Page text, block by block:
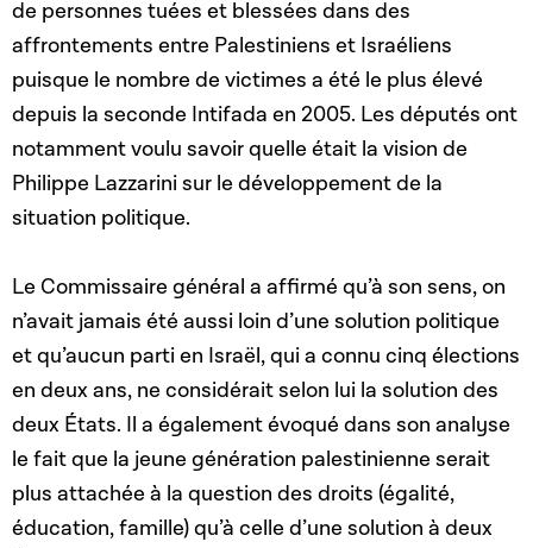
de personnes tuées et blessées dans des
affrontements entre Palestiniens et Israéliens
puisque le nombre de victimes a été le plus élevé
depuis la seconde Intifada en 2005. Les députés ont
notamment voulu savoir quelle était la vision de
Philippe Lazzarini sur le développement de la
situation politique.
Le Commissaire général a affirmé qu’à son sens, on
n’avait jamais été aussi loin d’une solution politique
et qu’aucun parti en Israël, qui a connu cinq élections
en deux ans, ne considérait selon lui la solution des
deux États. Il a également évoqué dans son analyse
le fait que la jeune génération palestinienne serait
plus attachée à la question des droits (égalité,
éducation, famille) qu’à celle d’une solution à deux